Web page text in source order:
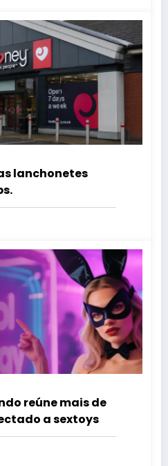
lanchonetes
reúne mais de
a sextoys